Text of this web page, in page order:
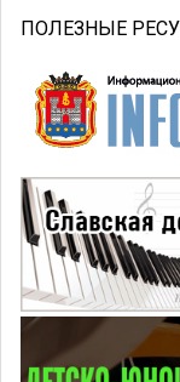
ПОЛЕЗНЫЕ